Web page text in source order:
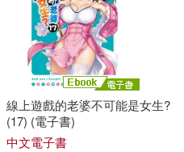
線上遊戲的老婆不可能是女生?
(17) (電子書)
中文電子書